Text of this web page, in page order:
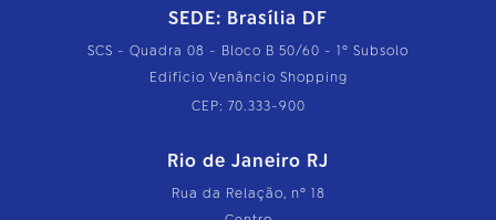
SEDE: Brasília DF
SCS - Quadra 08 - Bloco B 50/60 - 1º Subsolo
Edifício Venâncio Shopping
CEP: 70.333-900
Rio de Janeiro RJ
Rua da Relação, nº 18